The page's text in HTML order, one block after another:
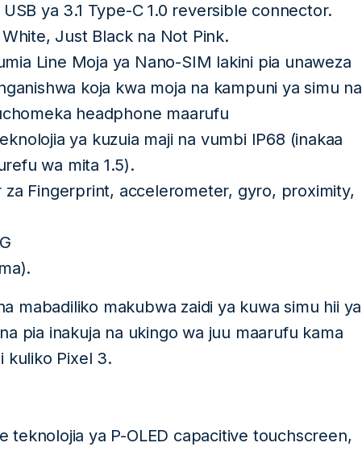
USB ya 3.1 Type-C 1.0 reversible connector.
Just Black na Not Pink.
Line Moja ya Nano-SIM lakini pia unaweza
koja kwa moja na kampuni ya simu na
headphone maarufu
ya kuzuia maji na vumbi IP68 (inakaa
wa mita 1.5).
za Fingerprint, accelerometer, gyro, proximity,
mabadiliko makubwa zaidi ya kuwa simu hii ya
pia inakuja na ukingo wa juu maarufu kama
kuliko Pixel 3.
teknolojia ya P-OLED capacitive touchscreen,